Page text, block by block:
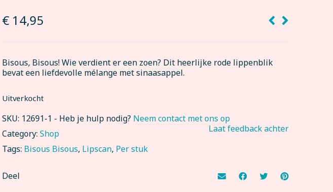
€ 14,95
Bisous, Bisous! Wie verdient er een zoen? Dit heerlijke rode lippenblik
bevat een liefdevolle mélange met sinaasappel.
Uitverkocht
SKU: 12691-1 - Heb je hulp nodig? Neem contact met ons op
Laat feedback achter
Category:Shop
Tags: Bisous Bisous, Lipscan, Per stuk
Deel